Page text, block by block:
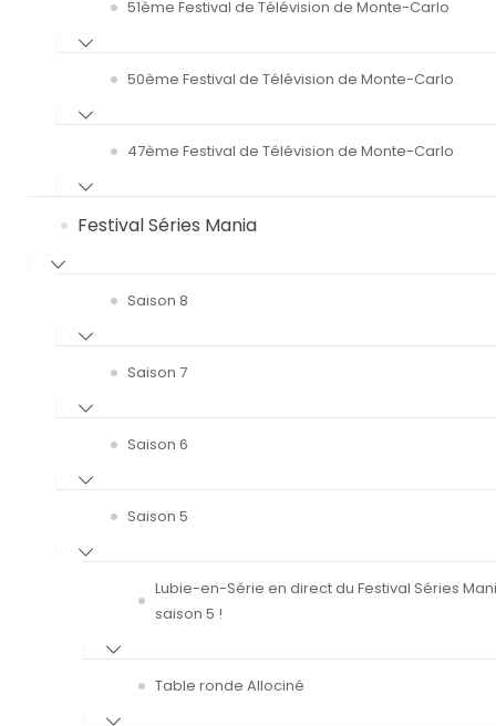
51ème Festival de Télévision de Monte-Carlo
50ème Festival de Télévision de Monte-Carlo
47ème Festival de Télévision de Monte-Carlo
Festival Séries Mania
Saison 8
Saison 7
Saison 6
Saison 5
Lubie-en-Série en direct du Festival Séries
saison 5 !
Table ronde Allociné